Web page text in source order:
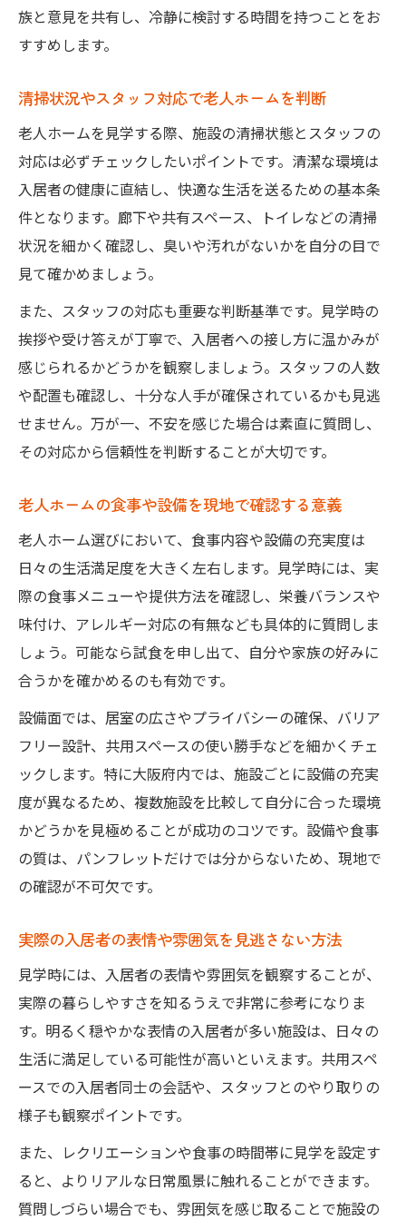
族と意見を共有し、冷静に検討する時間を持つことをお
すすめします。
清掃状況やスタッフ対応で老人ホームを判断
老人ホームを見学する際、施設の清掃状態とスタッフの
対応は必ずチェックしたいポイントです。清潔な環境は
入居者の健康に直結し、快適な生活を送るための基本条
件となります。廊下や共有スペース、トイレなどの清掃
状況を細かく確認し、臭いや汚れがないかを自分の目で
見て確かめましょう。
また、スタッフの対応も重要な判断基準です。見学時の
挨拶や受け答えが丁寧で、入居者への接し方に温かみが
感じられるかどうかを観察しましょう。スタッフの人数
や配置も確認し、十分な人手が確保されているかも見逃
せません。万が一、不安を感じた場合は素直に質問し、
その対応から信頼性を判断することが大切です。
老人ホームの食事や設備を現地で確認する意義
老人ホーム選びにおいて、食事内容や設備の充実度は
日々の生活満足度を大きく左右します。見学時には、実
際の食事メニューや提供方法を確認し、栄養バランスや
味付け、アレルギー対応の有無なども具体的に質問しま
しょう。可能なら試食を申し出て、自分や家族の好みに
合うかを確かめるのも有効です。
設備面では、居室の広さやプライバシーの確保、バリア
フリー設計、共用スペースの使い勝手などを細かくチェ
ックします。特に大阪府内では、施設ごとに設備の充実
度が異なるため、複数施設を比較して自分に合った環境
かどうかを見極めることが成功のコツです。設備や食事
の質は、パンフレットだけでは分からないため、現地で
の確認が不可欠です。
実際の入居者の表情や雰囲気を見逃さない方法
見学時には、入居者の表情や雰囲気を観察することが、
実際の暮らしやすさを知るうえで非常に参考になりま
す。明るく穏やかな表情の入居者が多い施設は、日々の
生活に満足している可能性が高いといえます。共用スペ
ースでの入居者同士の会話や、スタッフとのやり取りの
様子も観察ポイントです。
また、レクリエーションや食事の時間帯に見学を設定す
ると、よりリアルな日常風景に触れることができます。
質問しづらい場合でも、雰囲気を感じ取ることで施設の